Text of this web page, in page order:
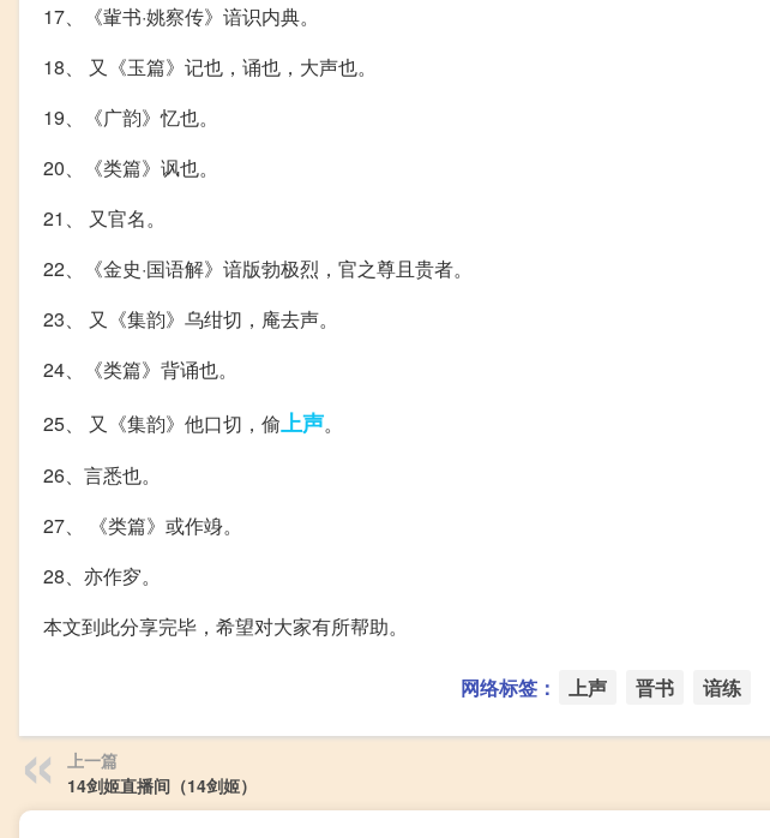
17、《軰书·姚察传》谙识内典。
18、 又《玉篇》记也，诵也，大声也。
19、《广韵》忆也。
20、《类篇》讽也。
21、 又官名。
22、《金史·国语解》谙版勃极烈，官之尊且贵者。
23、 又《集韵》乌绀切，庵去声。
24、《类篇》背诵也。
25、 又《集韵》他口切，偷上声。
26、言悉也。
27、 《类篇》或作竧。
28、亦作穸。
本文到此分享完毕，希望对大家有所帮助。
网络标签： 上声 晋书 谙练
上一篇
14剑姬直播间（14剑姬）